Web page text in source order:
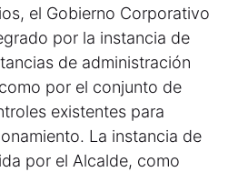
el Gobierno Corporativo
por la instancia de
de administración
por el conjunto de
existentes para
La instancia de
por el Alcalde, como